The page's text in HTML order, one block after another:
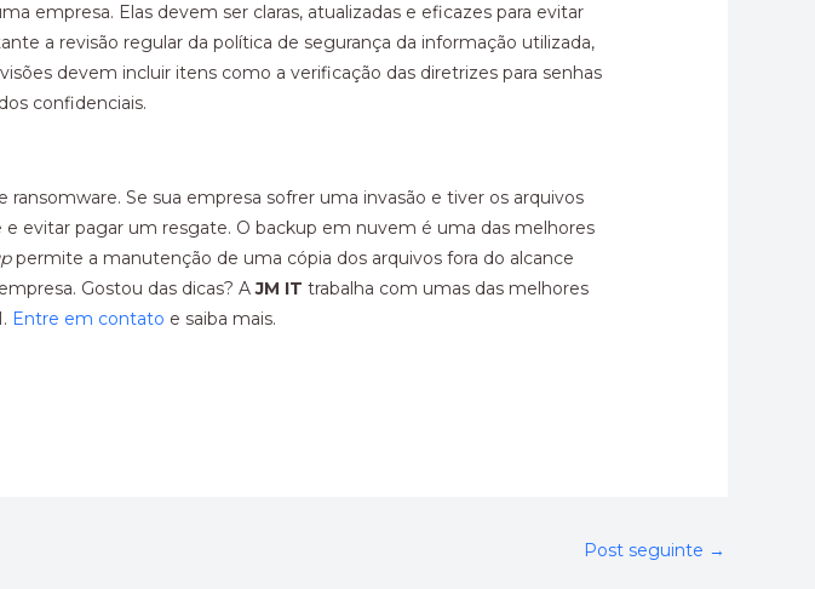
empresa. Elas devem ser claras, atualizadas e eficazes para evitar
a revisão regular da política de segurança da informação utilizada,
devem incluir itens como a verificação das diretrizes para senhas
confidenciais.
Se sua empresa sofrer uma invasão e tiver os arquivos
evitar pagar um resgate. O backup em nuvem é uma das melhores
permite a manutenção de uma cópia dos arquivos fora do alcance
Gostou das dicas? AJM IT trabalha com umas das melhores
Entre em contato e saiba mais.
Post seguinte →